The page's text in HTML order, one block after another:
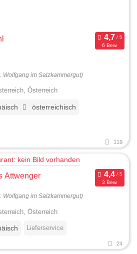
6 Bew.
Wolfgang im Salzkammergut)
Österreich
österreichisch
119
Attwenger
3 Bew.
Wolfgang im Salzkammergut)
Österreich
Lieferservice
24